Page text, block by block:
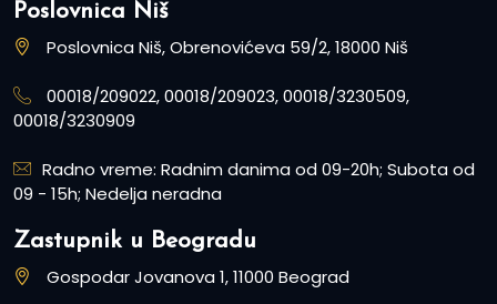
Poslovnica Niš
Poslovnica Niš, Obrenovićeva 59/2, 18000 Niš
00018/209022, 00018/209023, 00018/3230509,
00018/3230909
Radno vreme: Radnim danima od 09-20h; Subota od
09 - 15h; Nedelja neradna
Zastupnik u Beogradu
Gospodar Jovanova 1, 11000 Beograd